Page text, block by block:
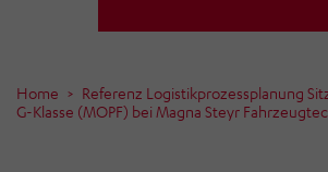
Home
Referenz Logistikprozessplanung
G-Klasse (MOPF) bei Magna Steyr